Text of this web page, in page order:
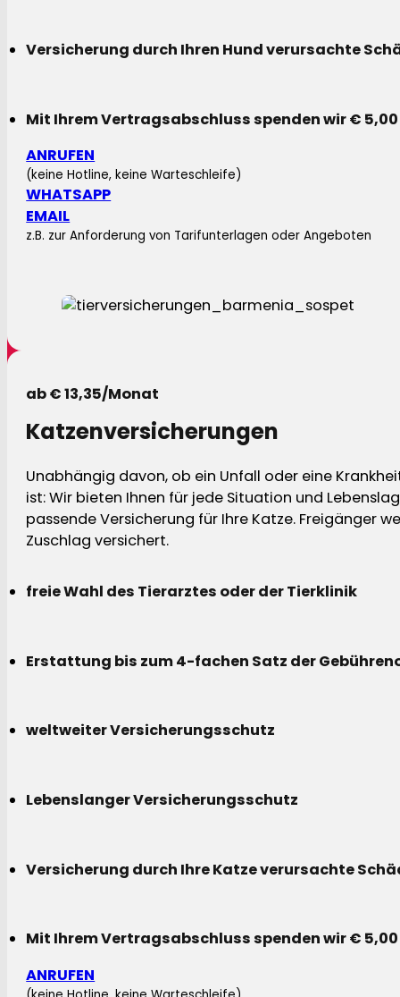
Versicherung durch Ihren Hund verursachte
Mit Ihrem Vertragsabschluss spenden wir €
ANRUFEN
(keine Hotline, keine Warteschleife)
WHATSAPP
EMAIL
z.B. zur Anforderung von Tarifunterlagen oder Angeboten
ab € 13,35/Monat
Katzenversicherungen
Unabhängig davon, ob ein Unfall oder eine
ist: Wir bieten Ihnen für jede Situation und
passende Versicherung für Ihre Katze. Freigänger
Zuschlag versichert.
freie Wahl des Tierarztes oder der Tierklinik
Erstattung bis zum 4-fachen Satz der
weltweiter Versicherungsschutz
Lebenslanger Versicherungsschutz
Versicherung durch Ihre Katze verursachte
Mit Ihrem Vertragsabschluss spenden wir €
ANRUFEN